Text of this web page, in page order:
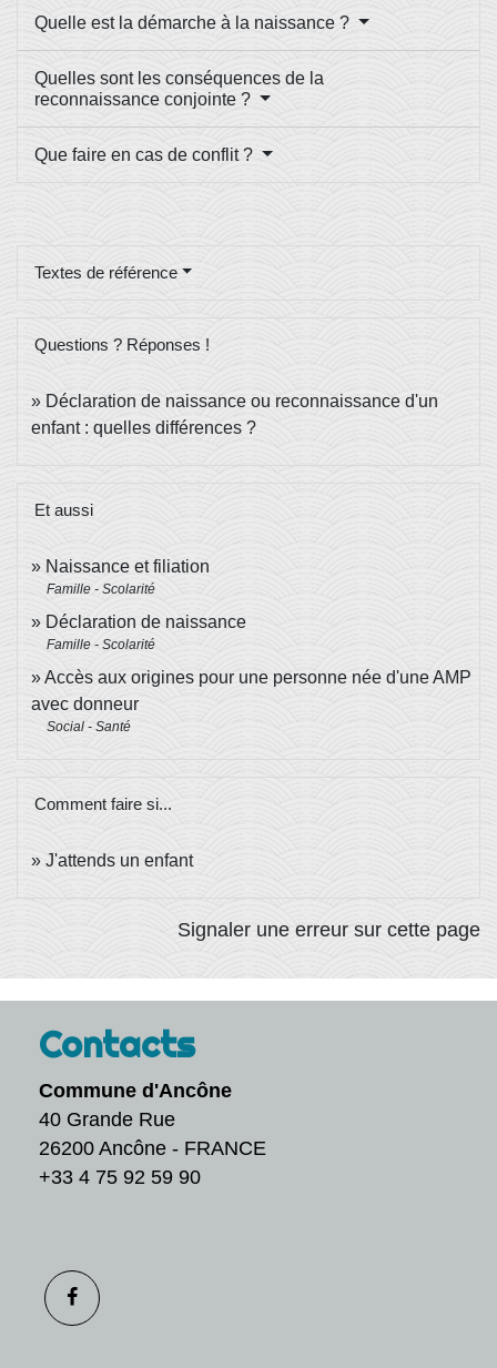
Quelle est la démarche à la naissance ?
Quelles sont les conséquences de la
reconnaissance conjointe ?
Que faire en cas de conflit ?
Textes de référence
Questions ? Réponses !
Déclaration de naissance ou reconnaissance d'un
enfant : quelles différences ?
Et aussi
Naissance et filiation
Famille - Scolarité
Déclaration de naissance
Famille - Scolarité
Accès aux origines pour une personne née d'une AMP
avec donneur
Social - Santé
Comment faire si...
J'attends un enfant
Signaler une erreur sur cette page
Contacts
Commune d'Ancône
40 Grande Rue
26200 Ancône - FRANCE
+33 4 75 92 59 90